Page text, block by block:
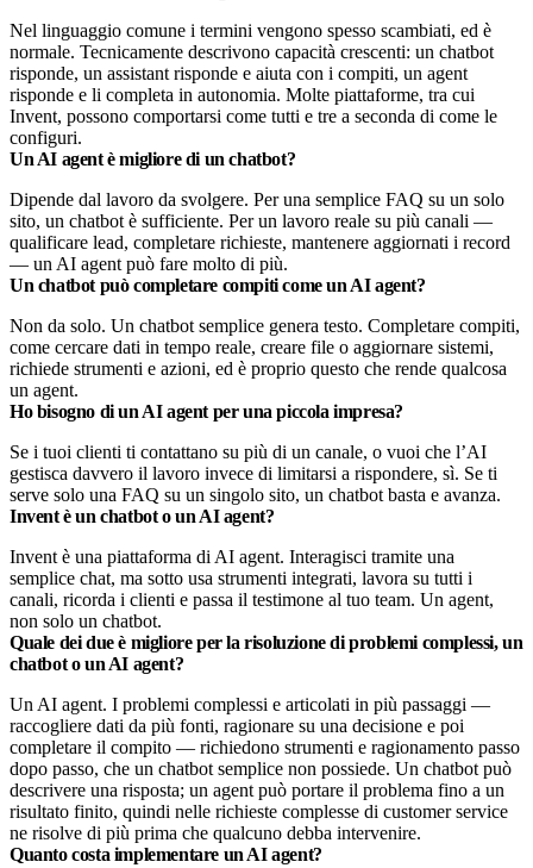
Nel linguaggio comune i termini vengono spesso scambiati, ed è
normale. Tecnicamente descrivono capacità crescenti: un chatbot
risponde, un assistant risponde e aiuta con i compiti, un agent
risponde e li completa in autonomia. Molte piattaforme, tra cui
Invent, possono comportarsi come tutti e tre a seconda di come le
configuri.
Un AI agent è migliore di un chatbot?
Dipende dal lavoro da svolgere. Per una semplice FAQ su un solo
sito, un chatbot è sufficiente. Per un lavoro reale su più canali —
qualificare lead, completare richieste, mantenere aggiornati i record
— un AI agent può fare molto di più.
Un chatbot può completare compiti come un AI agent?
Non da solo. Un chatbot semplice genera testo. Completare compiti,
come cercare dati in tempo reale, creare file o aggiornare sistemi,
richiede strumenti e azioni, ed è proprio questo che rende qualcosa
un agent.
Ho bisogno di un AI agent per una piccola impresa?
Se i tuoi clienti ti contattano su più di un canale, o vuoi che l’AI
gestisca davvero il lavoro invece di limitarsi a rispondere, sì. Se ti
serve solo una FAQ su un singolo sito, un chatbot basta e avanza.
Invent è un chatbot o un AI agent?
Invent è una piattaforma di AI agent. Interagisci tramite una
semplice chat, ma sotto usa strumenti integrati, lavora su tutti i
canali, ricorda i clienti e passa il testimone al tuo team. Un agent,
non solo un chatbot.
Quale dei due è migliore per la risoluzione di problemi complessi, un
chatbot o un AI agent?
Un AI agent. I problemi complessi e articolati in più passaggi —
raccogliere dati da più fonti, ragionare su una decisione e poi
completare il compito — richiedono strumenti e ragionamento passo
dopo passo, che un chatbot semplice non possiede. Un chatbot può
descrivere una risposta; un agent può portare il problema fino a un
risultato finito, quindi nelle richieste complesse di customer service
ne risolve di più prima che qualcuno debba intervenire.
Quanto costa implementare un AI agent?